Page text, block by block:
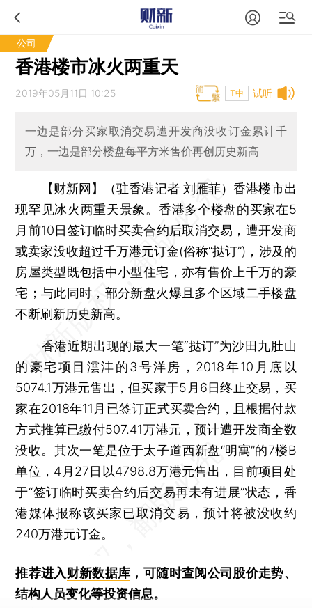
公司
香港楼市冰火两重天
试听
2019年05月11日 10:25 T中
一边是部分买家取消交易遭开发商没收订金累计千
万，一边是部分楼盘每平方米售价再创历史新高
【财新网】（驻香港记者 刘雁菲）香港楼市出
现罕见冰火两重天景象。香港多个楼盘的买家在5
月前10日签订临时买卖合约后取消交易，遭开发商
或卖家没收超过千万港元订金(俗称“挞订”)，涉及的
房屋类型既包括中小型住宅，亦有售价上千万的豪
宅；与此同时，部分新盘火爆且多个区域二手楼盘
不断刷新历史新高。
香港近期出现的最大一笔“挞订”为沙田九肚山
的豪宅项目澐沣的3号洋房，2018年10月底以
5074.1万港元售出，但买家于5月6日终止交易，买
家在2018年11月已签订正式买卖合约，且根据付款
方式推算已缴付507.41万港元，预计遭开发商全数
没收。其次一笔是位于太子道西新盘“明寓”的7楼B
单位，4月27日以4798.8万港元售出，目前项目处
于“签订临时买卖合约后交易再未有进展”状态，香
港媒体报称该买家已取消交易，预计将被没收约
240万港元订金。
推荐进入财新数据库 ，可随时查阅公司股价走势、
结构人员变化等投资信息。